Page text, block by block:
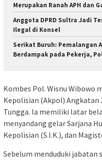
Merupakan Ranah APH dan
Anggota DPRD Sultra Jadi
Ilegal di Konsel
Serikat Buruh: Pemalangan
Berdampak pada Pekerja,
Kombes Pol. Wisnu Wibowo
Kepolisian (Akpol) Angkatan
Tungga. Ia memiliki latar
menyandang gelar Sarjana
Kepolisian (S.I.K.), dan
Sebelum menduduki jabatan